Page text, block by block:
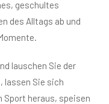
geschultes
des Alltags ab und
lauschen Sie der
lassen Sie sich
Sport heraus, speisen